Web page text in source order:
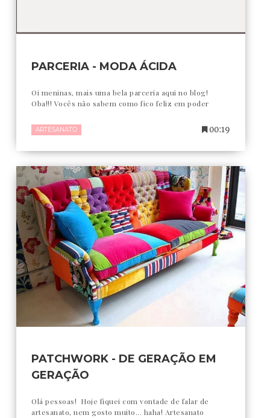
PARCERIA - MODA ÁCIDA
Oi meninas, mais uma bela parceria aqui no blog!
Oba!!! Vocês não sabem como fico feliz em poder
ARTESANATO 00:19
PATCHWORK - DE GERAÇÃO EM
GERAÇÃO
Olá pessoas! Hoje fiquei com vontade de falar de
artesanato, nem gosto muito... haha! Artesanato